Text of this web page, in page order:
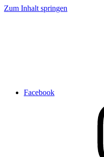
Zum Inhalt springen
Facebook